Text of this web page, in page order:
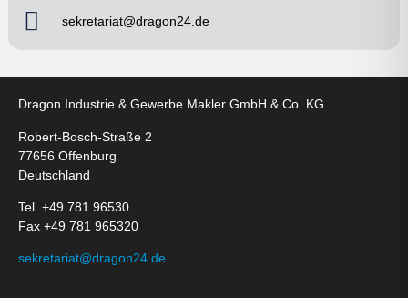
sekretariat@dragon24.de
Dragon Industrie & Gewerbe Makler GmbH & Co. KG
Robert-Bosch-Straße 2
77656 Offenburg
Deutschland
Tel. +49 781 96530
Fax +49 781 965320
sekretariat@dragon24.de